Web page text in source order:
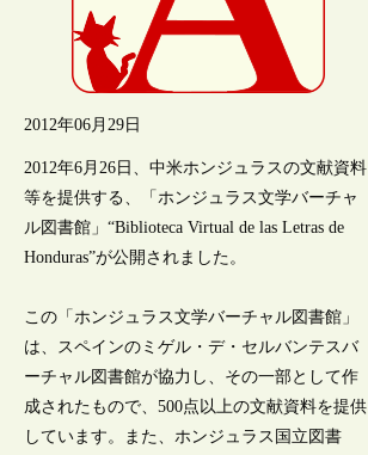
2012年06月29日
2012年6月26日、中米ホンジュラスの文献資料
等を提供する、「ホンジュラス文学バーチャ
ル図書館」“Biblioteca Virtual de las Letras de
Honduras”が公開されました。
この「ホンジュラス文学バーチャル図書館」
は、スペインのミゲル・デ・セルバンテスバ
ーチャル図書館が協力し、その一部として作
成されたもので、500点以上の文献資料を提供
しています。また、ホンジュラス国立図書